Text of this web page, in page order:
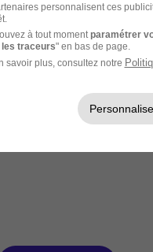
personnalisent ces
à tout moment paramétrer
traceurs" en bas de page.
savoir plus, consultez notre